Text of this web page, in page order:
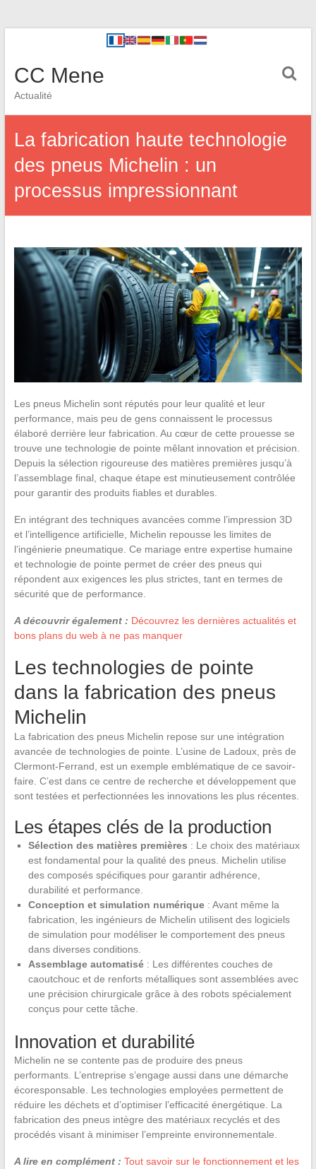
CC Mene
Actualité
La fabrication haute technologie
des pneus Michelin : un
processus impressionnant
Les pneus Michelin sont réputés pour leur qualité et leur
performance, mais peu de gens connaissent le processus
élaboré derrière leur fabrication. Au cœur de cette prouesse se
trouve une technologie de pointe mêlant innovation et précision.
Depuis la sélection rigoureuse des matières premières jusqu’à
l’assemblage final, chaque étape est minutieusement contrôlée
pour garantir des produits fiables et durables.
En intégrant des techniques avancées comme l’impression 3D
et l’intelligence artificielle, Michelin repousse les limites de
l’ingénierie pneumatique. Ce mariage entre expertise humaine
et technologie de pointe permet de créer des pneus qui
répondent aux exigences les plus strictes, tant en termes de
sécurité que de performance.
A découvrir également : Découvrez les dernières actualités et
bons plans du web à ne pas manquer
Les technologies de pointe
dans la fabrication des pneus
Michelin
La fabrication des pneus Michelin repose sur une intégration
avancée de technologies de pointe. L’usine de Ladoux, près de
Clermont-Ferrand, est un exemple emblématique de ce savoir-
faire. C’est dans ce centre de recherche et développement que
sont testées et perfectionnées les innovations les plus récentes.
Les étapes clés de la production
Sélection des matières premières : Le choix des matériaux
est fondamental pour la qualité des pneus. Michelin utilise
des composés spécifiques pour garantir adhérence,
durabilité et performance.
Conception et simulation numérique: Avant même la
fabrication, les ingénieurs de Michelin utilisent des logiciels
de simulation pour modéliser le comportement des pneus
dans diverses conditions.
Assemblage automatisé: Les différentes couches de
caoutchouc et de renforts métalliques sont assemblées avec
une précision chirurgicale grâce à des robots spécialement
conçus pour cette tâche.
Innovation et durabilité
Michelin ne se contente pas de produire des pneus
performants. L’entreprise s’engage aussi dans une démarche
écoresponsable. Les technologies employées permettent de
réduire les déchets et d’optimiser l’efficacité énergétique. La
fabrication des pneus intègre des matériaux recyclés et des
procédés visant à minimiser l’empreinte environnementale.
A lire en complément : Tout savoir sur le fonctionnement et les